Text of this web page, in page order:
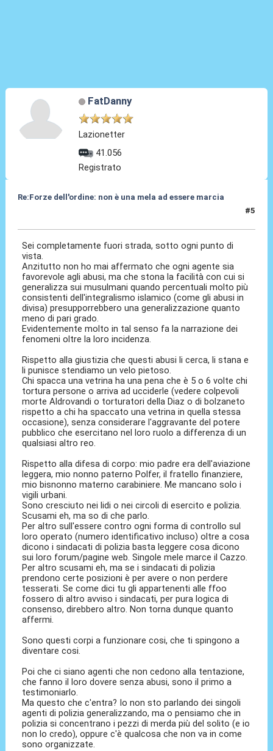
FatDanny
Lazionetter
41.056
Registrato
Re:Forze dell'ordine: non è una mela ad essere marcia
#5
Sei completamente fuori strada, sotto ogni punto di
vista.
Anzitutto non ho mai affermato che ogni agente sia
favorevole agli abusi, ma che stona la facilità con cui si
generalizza sui musulmani quando percentuali molto più
consistenti dell'integralismo islamico (come gli abusi in
divisa) presupporrebbero una generalizzazione quanto
meno di pari grado.
Evidentemente molto in tal senso fa la narrazione dei
fenomeni oltre la loro incidenza.
Rispetto alla giustizia che questi abusi li cerca, li stana e
li punisce stendiamo un velo pietoso.
Chi spacca una vetrina ha una pena che è 5 o 6 volte chi
tortura persone o arriva ad ucciderle (vedere colpevoli
morte Aldrovandi o torturatori della Diaz o di bolzaneto
rispetto a chi ha spaccato una vetrina in quella stessa
occasione), senza considerare l'aggravante del potere
pubblico che esercitano nel loro ruolo a differenza di un
qualsiasi altro reo.
Rispetto alla difesa di corpo: mio padre era dell'aviazione
leggera, mio nonno paterno Polfer, il fratello finanziere,
mio bisnonno materno carabiniere. Me mancano solo i
vigili urbani.
Sono cresciuto nei lidi o nei circoli di esercito e polizia.
Scusami eh, ma so di che parlo.
Per altro sull'essere contro ogni forma di controllo sul
loro operato (numero identificativo incluso) oltre a cosa
dicono i sindacati di polizia basta leggere cosa dicono
sui loro forum/pagine web. Singole mele marce il Cazzo.
Per altro scusami eh, ma se i sindacati di polizia
prendono certe posizioni è per avere o non perdere
tesserati. Se come dici tu gli appartenenti alle ffoo
fossero di altro avviso i sindacati, per pura logica di
consenso, direbbero altro. Non torna dunque quanto
affermi.
Sono questi corpi a funzionare cosi, che ti spingono a
diventare cosi.
Poi che ci siano agenti che non cedono alla tentazione,
che fanno il loro dovere senza abusi, sono il primo a
testimoniarlo.
Ma questo che c'entra? Io non sto parlando dei singoli
agenti di polizia generalizzando, ma o pensiamo che in
polizia si concentrano i pezzi di merda più del solito (e io
non lo credo), oppure c'è qualcosa che non va in come
sono organizzate.